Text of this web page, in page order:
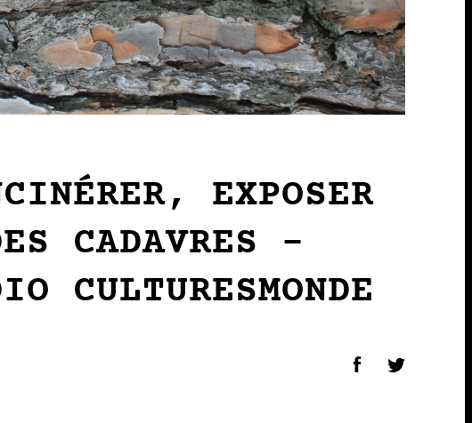
EXPOSER
CADAVRES –
CULTURESMONDE